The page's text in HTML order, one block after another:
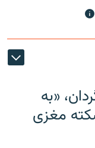
«به
مغزی